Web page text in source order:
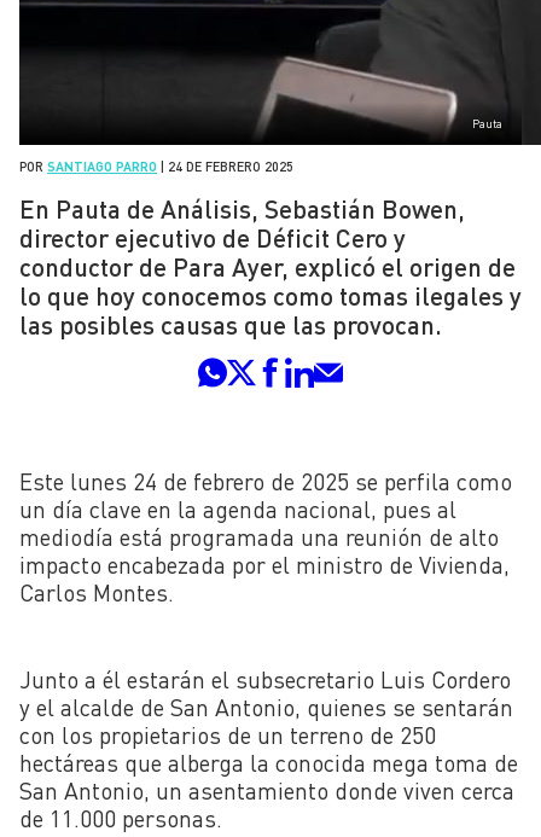
Pauta
POR SANTIAGO PARRO 24 DE FEBRERO 2025
En Pauta de Análisis, Sebastián Bowen,
director ejecutivo de Déficit Cero y
conductor de Para Ayer, explicó el origen de
lo que hoy conocemos como tomas ilegales y
las posibles causas que las provocan.
Este lunes 24 de febrero de 2025 se perfila como
un día clave en la agenda nacional, pues al
mediodía está programada una reunión de alto
impacto encabezada por el ministro de Vivienda,
Carlos Montes.
Junto a él estarán el subsecretario Luis Cordero
y el alcalde de San Antonio, quienes se sentarán
con los propietarios de un terreno de 250
hectáreas que alberga la conocida mega toma de
San Antonio, un asentamiento donde viven cerca
de 11.000 personas.